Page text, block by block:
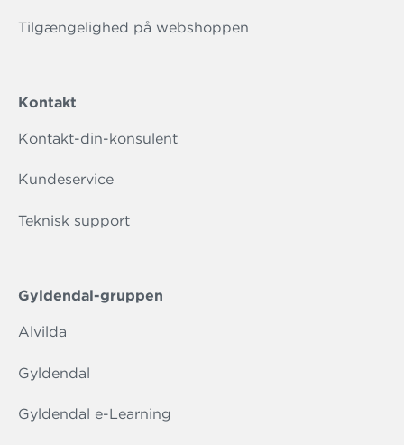
Tilgængelighed på webshoppen
Kontakt
Kontakt-din-konsulent
Kundeservice
Teknisk support
Gyldendal-gruppen
Alvilda
Gyldendal
Gyldendal e-Learning